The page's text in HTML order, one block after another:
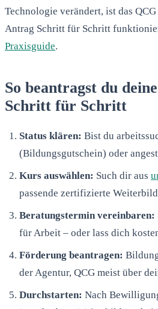
Technologie verändert, ist das
Antrag Schritt für Schritt
Praxisguide.
So beantragst du
Schritt für Schritt
Status klären: Bist du
(Bildungsgutschein) oder
Kurs auswählen: Such dir aus
passende zertifizierte
Beratungstermin vereinbaren:
für Arbeit – oder lass dich
Förderung beantragen:
der Agentur, QCG meist über
Durchstarten: Nach